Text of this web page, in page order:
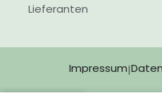
Lieferanten
Impressum|